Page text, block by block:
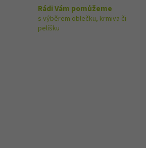
Rádi Vám pomůžeme
s výběrem oblečku, krmiva či
pelíšku